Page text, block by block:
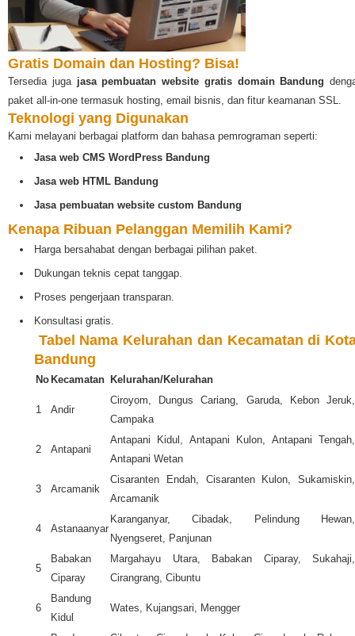
Gratis Domain dan Hosting? Bisa!
Tersedia juga jasa pembuatan website gratis domain Bandung
paket all-in-one termasuk hosting, email bisnis, dan fitur keamanan SSL.
Teknologi yang Digunakan
Kami melayani berbagai platform dan bahasa pemrograman seperti:
Jasa web CMS WordPress Bandung
Jasa web HTML Bandung
Jasa pembuatan website custom Bandung
Kenapa Ribuan Pelanggan Memilih Kami?
Harga bersahabat dengan berbagai pilihan paket.
Dukungan teknis cepat tanggap.
Proses pengerjaan transparan.
Konsultasi gratis.
Tabel Nama Kelurahan dan Kecamatan di
Bandung
No Kecamatan Kelurahan/Kelurahan
1 Andir
Ciroyom, Dungus Cariang, Garuda, Kebon Jeruk,
Campaka
2 Antapani
Antapani Kidul, Antapani Kulon, Antapani Tengah,
Antapani Wetan
3 Arcamanik
Cisaranten Endah, Cisaranten Kulon, Sukamiskin,
Arcamanik
4 Astanaanyar
Karanganyar, Cibadak, Pelindung Hewan,
Nyengseret, Panjunan
5
Babakan
Ciparay
Margahayu Utara, Babakan Ciparay, Sukahaji,
Cirangrang, Cibuntu
6
Bandung
Kidul
Wates, Kujangsari, Mengger